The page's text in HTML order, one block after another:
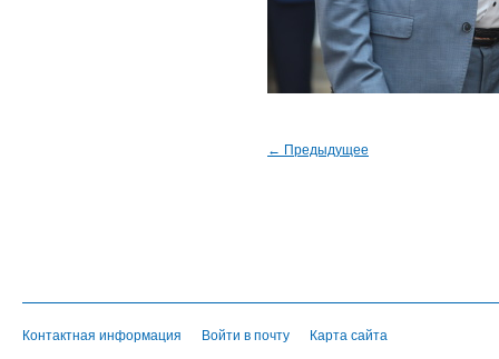
← Предыдущее
Контактная информация Войти в почту Карта сайта